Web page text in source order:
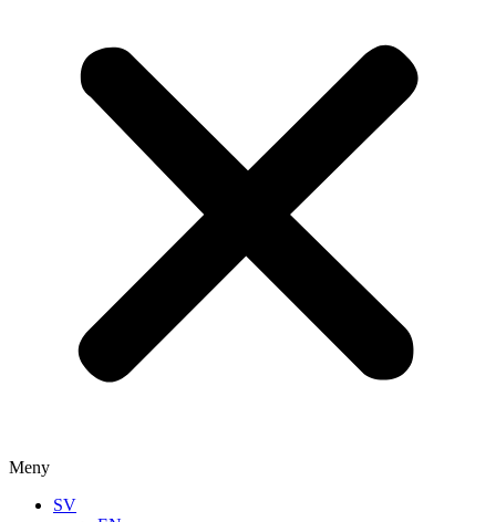
Meny
SV